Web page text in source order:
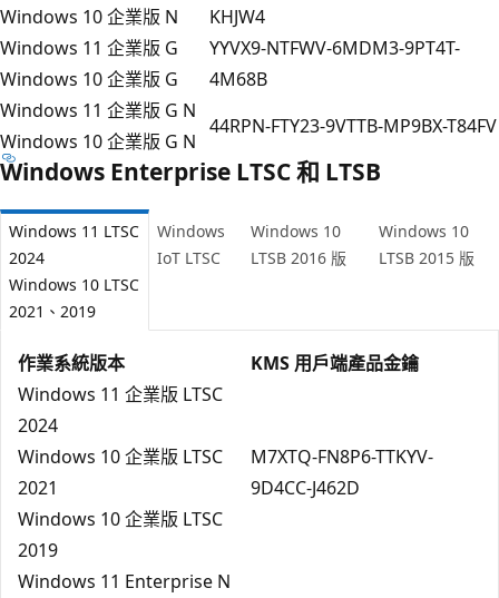
Windows 10 企業版 N
KHJW4
Windows 11 企業版 G
Windows 10 企業版 G
YYVX9-NTFWV-6MDM3-9PT4T-
4M68B
Windows 11 企業版 G N
Windows 10 企業版 G N
44RPN-FTY23-9VTTB-MP9BX-T84FV
Windows Enterprise LTSC 和 LTSB
Windows 11 LTSC
2024
Windows 10 LTSC
2021、2019
Windows
IoT LTSC
Windows 10
LTSB 2016 版
Windows 10
LTSB 2015 版
作業系統版本
KMS 用戶端產品金鑰
Windows 11 企業版 LTSC
2024
Windows 10 企業版 LTSC
2021
Windows 10 企業版 LTSC
2019
M7XTQ-FN8P6-TTKYV-
9D4CC-J462D
Windows 11 Enterprise N